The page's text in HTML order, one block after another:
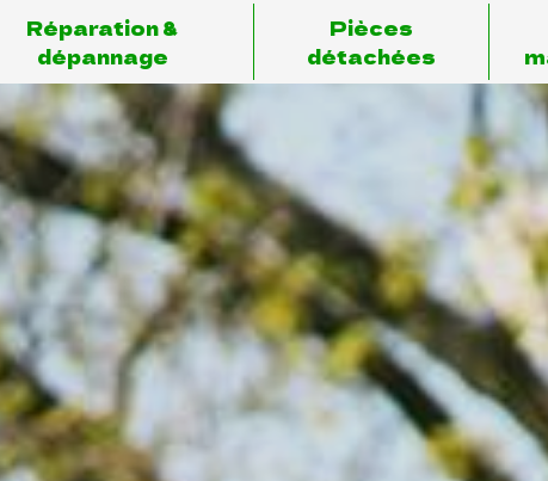
Réparation &
dépannage
Pièces
détachées